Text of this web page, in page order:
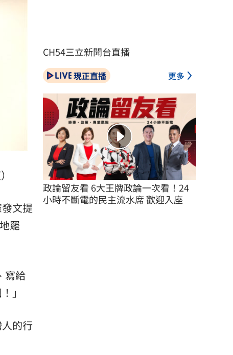
文提
罷
寫給
」
的行
CH54三立新聞台直播
現正直播 更多
政論留友看 6大王牌政論一次看！24
小時不斷電的民主流水席 歡迎入座